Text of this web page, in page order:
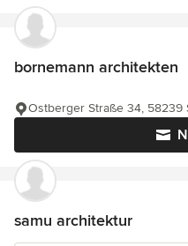
bornemann architekten
Ostberger Straße 34, 58239
samu architektur